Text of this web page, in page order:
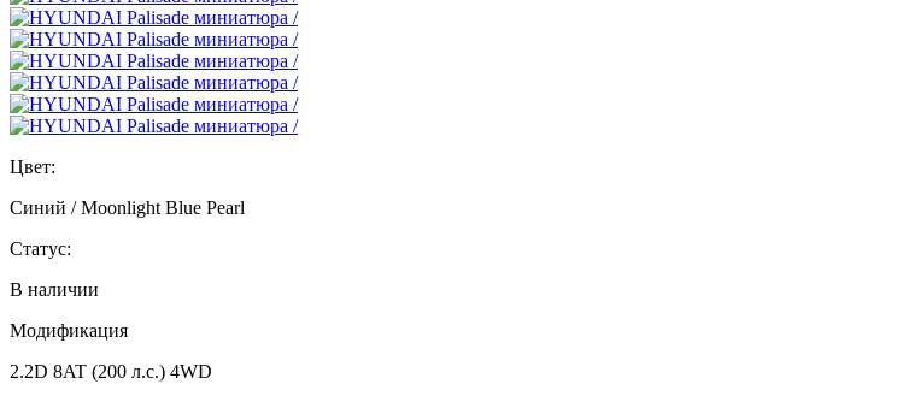
Цвет:
Синий / Moonlight Blue Pearl
Статус:
В наличии
Модификация
2.2D 8AT (200 л.с.) 4WD